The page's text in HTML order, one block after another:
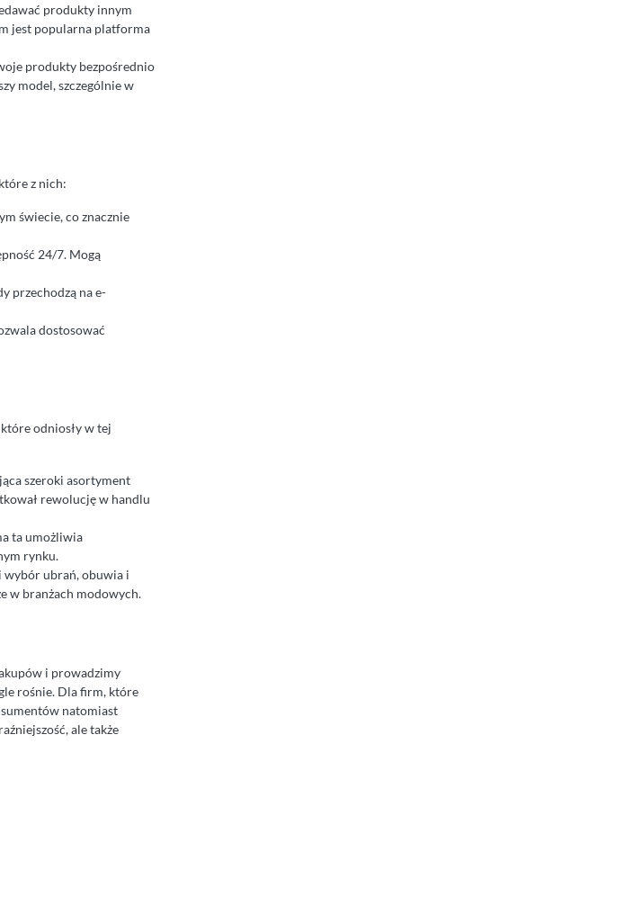
produkty innym
jest popularna platforma
produkty bezpośrednio
model, szczególnie w
z nich:
świecie, co znacznie
24/7. Mogą
przechodzą na e-
dostosować
odniosły w tej
szeroki asortyment
rewolucję w handlu
ta umożliwia
rynku.
wybór ubrań, obuwia i
w branżach modowych.
i prowadzimy
rośnie. Dla firm, które
natomiast
ale także